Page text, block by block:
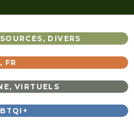
, DIVERS
, FR
, VIRTUELS